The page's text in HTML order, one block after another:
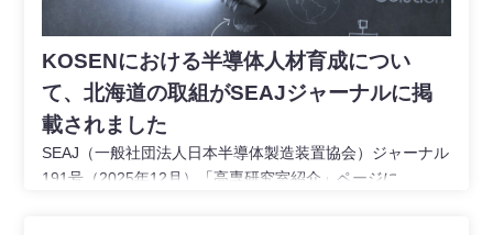
KOSENにおける半導体人材育成につい
て、北海道の取組がSEAJジャーナルに掲
載されました
SEAJ（一般社団法人日本半導体製造装置協会）ジャーナル
191号（2025年12月）「高専研究室紹介」ページに